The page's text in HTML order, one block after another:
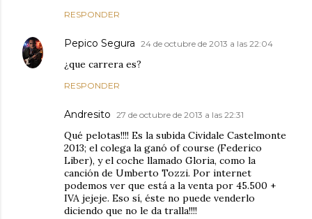
RESPONDER
Pepico Segura 24 de octubre de 2013 a las 22:04
¿que carrera es?
RESPONDER
Andresito 27 de octubre de 2013 a las 22:31
Qué pelotas!!!! Es la subida Cividale Castelmonte
2013; el colega la ganó of course (Federico
Liber), y el coche llamado Gloria, como la
canción de Umberto Tozzi. Por internet
podemos ver que está a la venta por 45.500 +
IVA jejeje. Eso sí, éste no puede venderlo
diciendo que no le da tralla!!!!